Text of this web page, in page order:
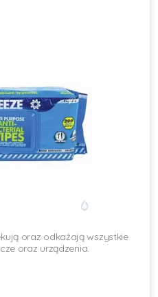
oraz odkażają wszystkie
oraz urządzenia.